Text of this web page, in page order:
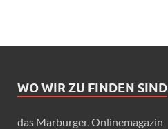
WO WIR ZU FINDEN SIND
das Marburger. Onlinemagazin